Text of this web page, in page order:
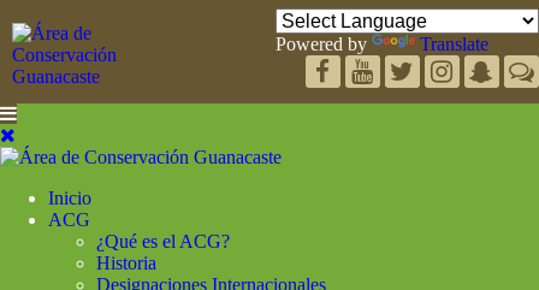
Powered by Translate
Inicio
ACG
¿Qué es el ACG?
Historia
Designaciones Internacionales